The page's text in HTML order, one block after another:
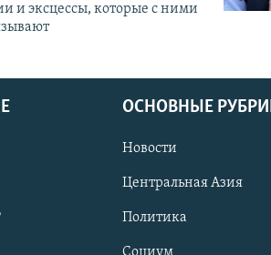
и эксцессы, которые с ними
ОСНОВНЫЕ
Новости
Центральная Азия
Политика
Социум